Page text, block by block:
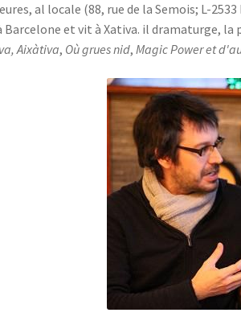
al locale (88, rue de la Semois; L-
Barcelone et vit à Xativa. il dramaturge,
Aixàtiva, Où grues nid,Magic Power et